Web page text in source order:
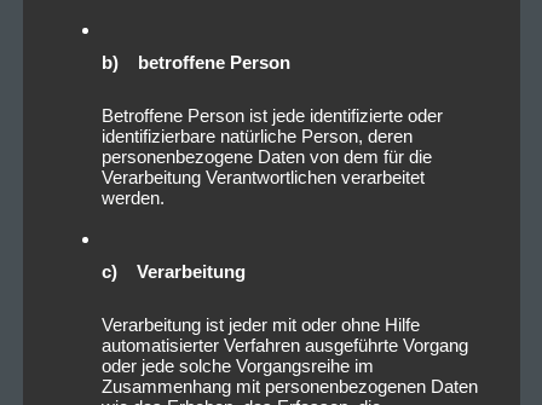
b) betroffene Person
Betroffene Person ist jede identifizierte oder
identifizierbare natürliche Person, deren
personenbezogene Daten von dem für die
Verarbeitung Verantwortlichen verarbeitet
werden.
c) Verarbeitung
Verarbeitung ist jeder mit oder ohne Hilfe
automatisierter Verfahren ausgeführte Vorgang
oder jede solche Vorgangsreihe im
Zusammenhang mit personenbezogenen Daten